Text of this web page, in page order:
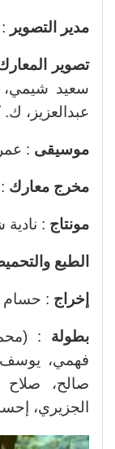
مدير التصوير
تصوير
سعيد شيمي،
عبدالعزيز،
موسيقى :
مخرج معارك
مونتاج :
الطبع
إخراج : حسام
بطولة :
فهمي، يوسف
صالح، صلاح
الجزيري،